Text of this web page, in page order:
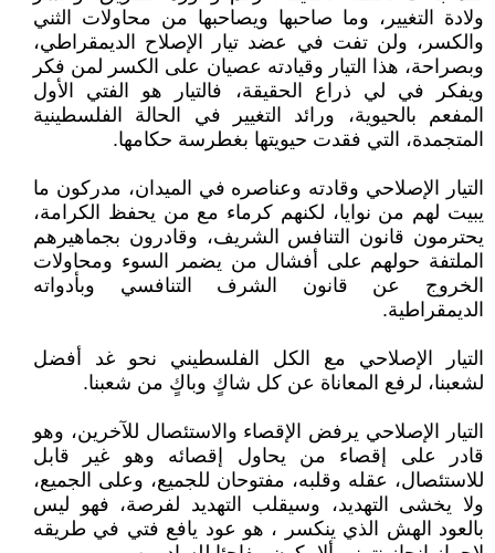
ولادة التغيير، وما صاحبها ويصاحبها من محاولات الثني
والكسر، ولن تفت في عضد تيار الإصلاح الديمقراطي،
وبصراحة، هذا التيار وقيادته عصيان على الكسر لمن فكر
ويفكر في لي ذراع الحقيقة، فالتيار هو الفتي الأول
المفعم بالحيوية، ورائد التغيير في الحالة الفلسطينية
المتجمدة، التي فقدت حيويتها بغطرسة حكامها.
التيار الإصلاحي وقادته وعناصره في الميدان، مدركون ما
يبيت لهم من نوايا، لكنهم كرماء مع من يحفظ الكرامة،
يحترمون قانون التنافس الشريف، وقادرون بجماهيرهم
الملتفة حولهم على أفشال من يضمر السوء ومحاولات
الخروج عن قانون الشرف التنافسي وبأدواته
الديمقراطية.
التيار الإصلاحي مع الكل الفلسطيني نحو غد أفضل
لشعبنا، لرفع المعاناة عن كل شاكٍ وباكٍ من شعبنا.
التيار الإصلاحي يرفض الإقصاء والاستئصال للآخرين، وهو
قادر على إقصاء من يحاول إقصائه وهو غير قابل
للاستئصال، عقله وقلبه، مفتوحان للجميع، وعلى الجميع،
ولا يخشى التهديد، وسيقلب التهديد لفرصة، فهو ليس
بالعود الهش الذي ينكسر ، هو عود يافع فتي في طريقه